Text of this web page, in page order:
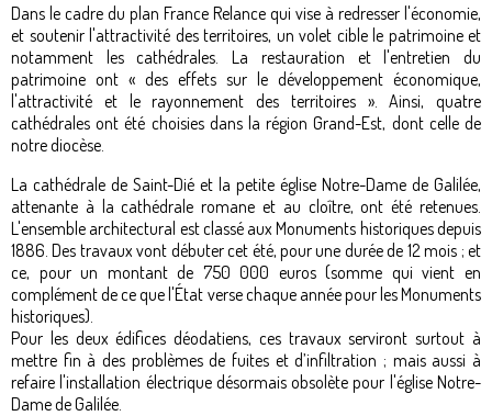
Dans le cadre du plan France Relance qui vise à redresser l'économie,
et soutenir l'attractivité des territoires, un volet cible le patrimoine et
notamment les cathédrales. La restauration et l'entretien du
patrimoine ont « des effets sur le développement économique,
l'attractivité et le rayonnement des territoires ». Ainsi, quatre
cathédrales ont été choisies dans la région Grand-Est, dont celle de
notre diocèse.
La cathédrale de Saint-Dié et la petite église Notre-Dame de Galilée,
attenante à la cathédrale romane et au cloître, ont été retenues.
L'ensemble architectural est classé aux Monuments historiques depuis
1886. Des travaux vont débuter cet été, pour une durée de 12 mois ; et
ce, pour un montant de 750 000 euros (somme qui vient en
complément de ce que l'État verse chaque année pour les Monuments
historiques).
Pour les deux édifices déodatiens, ces travaux serviront surtout à
mettre fin à des problèmes de fuites et d’infiltration ; mais aussi à
refaire l'installation électrique désormais obsolète pour l'église Notre-
Dame de Galilée.